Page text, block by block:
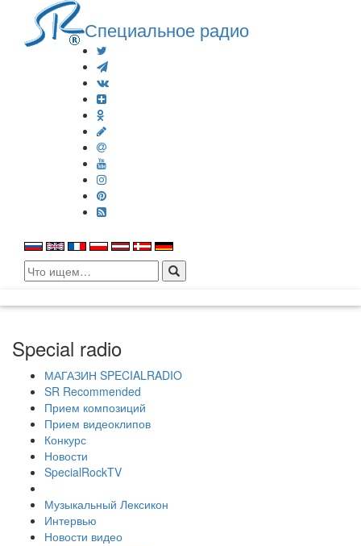
Специальное радио
Search
for:
Special radio
МАГАЗИН SPECIALRADIO
SR Recommended
Прием композиций
Прием видеоклипов
Конкурс
Новости
SpecialRockTV
Музыкальный Лексикон
Интервью
Новости видео